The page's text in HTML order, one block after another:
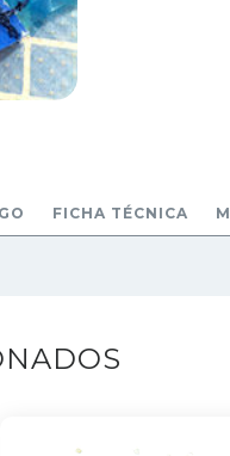
FICHA TÉCNICA